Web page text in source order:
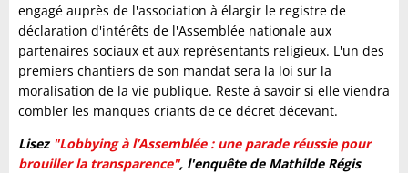
engagé auprès de l'association à élargir le registre de
déclaration d'intérêts de l'Assemblée nationale aux
partenaires sociaux et aux représentants religieux. L'un des
premiers chantiers de son mandat sera la loi sur la
moralisation de la vie publique. Reste à savoir si elle viendra
combler les manques criants de ce décret décevant.
Lisez "Lobbying à l’Assemblée : une parade réussie pour
brouiller la transparence", l'enquête de Mathilde Régis